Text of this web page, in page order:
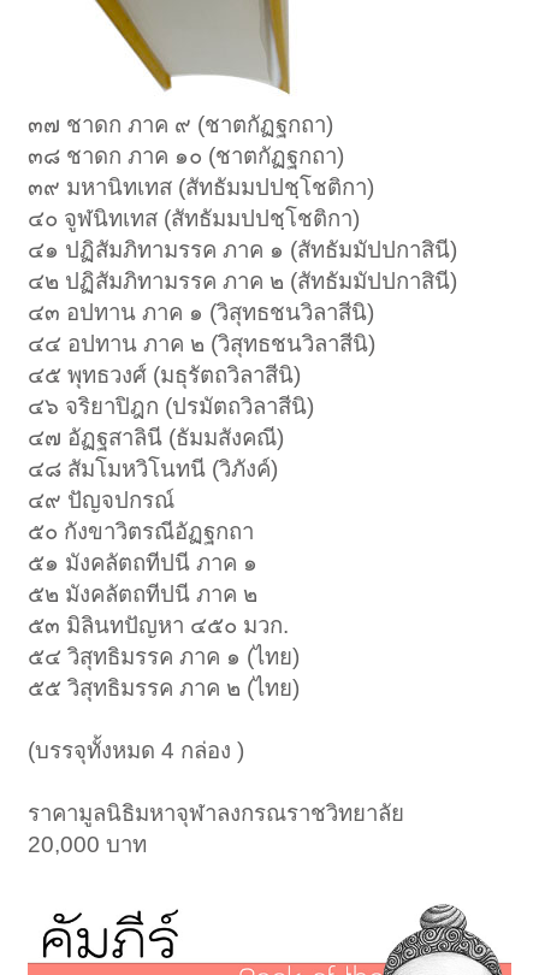
๓๗ ชาดก ภาค ๙ (ชาตกัฏฐกถา)
๓๘ ชาดก ภาค ๑๐ (ชาตกัฏฐกถา)
๓๙ มหานิทเทส (สัทธัมมปปชฺโชติกา)
๔๐ จูฬนิทเทส (สัทธัมมปปชฺโชติกา)
๔๑ ปฏิสัมภิทามรรค ภาค ๑ (สัทธัมมัปปกาสินี)
๔๒ ปฏิสัมภิทามรรค ภาค ๒ (สัทธัมมัปปกาสินี)
๔๓ อปทาน ภาค ๑ (วิสุทธชนวิลาสีนิ)
๔๔ อปทาน ภาค ๒ (วิสุทธชนวิลาสีนิ)
๔๕ พุทธวงศ์ (มธุรัตถวิลาสีนิ)
๔๖ จริยาปิฎก (ปรมัตถวิลาสีนิ)
๔๗ อัฏฐสาลินี (ธัมมสังคณี)
๔๘ สัมโมหวิโนทนี (วิภังค์)
๔๙ ปัญจปกรณ์
๕๐ กังขาวิตรณีอัฏฐกถา
๕๑ มังคลัตถทีปนี ภาค ๑
๕๒ มังคลัตถทีปนี ภาค ๒
๕๓ มิลินทปัญหา ๔๕๐ มวก.
๕๔ วิสุทธิมรรค ภาค ๑ (ไทย)
๕๕ วิสุทธิมรรค ภาค ๒ (ไทย)
(บรรจุทั้งหมด 4 กล่อง )
ราคามูลนิธิมหาจุฬาลงกรณราชวิทยาลัย
20,000 บาท